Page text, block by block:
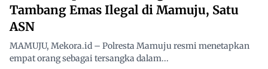
Tambang Emas Ilegal di Mamuju, Satu
ASN
MAMUJU, Mekora.id – Polresta Mamuju resmi menetapkan
empat orang sebagai tersangka dalam...